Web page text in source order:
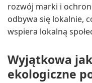
rozwój marki i
odbywa się lokalnie,
wspiera lokalną
Wyjątkowa
ekologiczne